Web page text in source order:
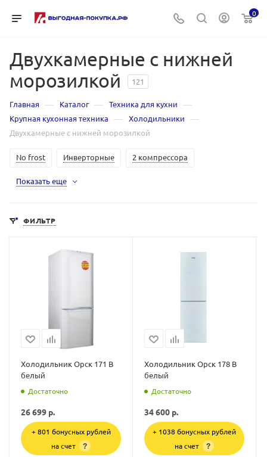
0
Двухкамерные с нижней
морозилкой
121
Главная — Каталог — Техника для кухни —
Крупная кухонная техника — Холодильники —
Двухкамерные с нижней морозилкой
No frost Инверторные 2 компрессора
Показать еще
ФИЛЬТР
Холодильник Орск 171 В
белый
Достаточно
26 699 р.
+ 801 бонусных рублей
на счет
?
Холодильник Орск 178 В
белый
Достаточно
34 600 р.
+ 1038 бонусных рублей
на счет
?